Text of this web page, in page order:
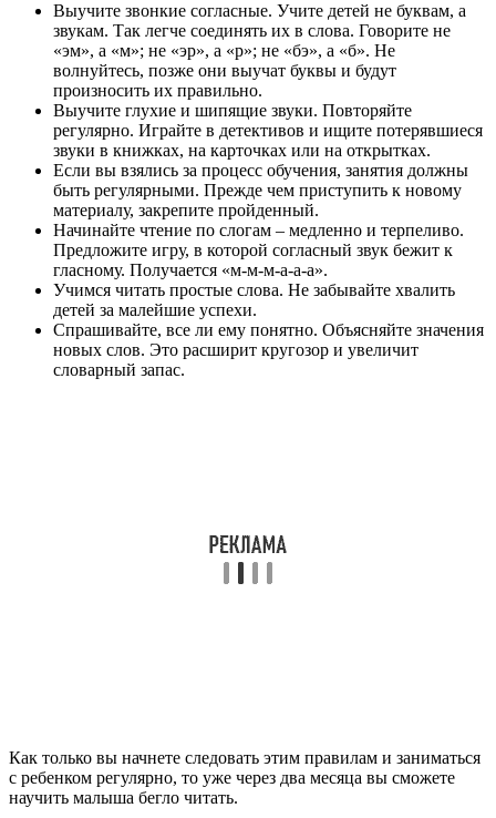
Выучите звонкие согласные. Учите детей не буквам, а
звукам. Так легче соединять их в слова. Говорите не
«эм», а «м»; не «эр», а «р»; не «бэ», а «б». Не
волнуйтесь, позже они выучат буквы и будут
произносить их правильно.
Выучите глухие и шипящие звуки. Повторяйте
регулярно. Играйте в детективов и ищите потерявшиеся
звуки в книжках, на карточках или на открытках.
Если вы взялись за процесс обучения, занятия должны
быть регулярными. Прежде чем приступить к новому
материалу, закрепите пройденный.
Начинайте чтение по слогам – медленно и терпеливо.
Предложите игру, в которой согласный звук бежит к
гласному. Получается «м-м-м-а-а-а».
Учимся читать простые слова. Не забывайте хвалить
детей за малейшие успехи.
Спрашивайте, все ли ему понятно. Объясняйте значения
новых слов. Это расширит кругозор и увеличит
словарный запас.
Как только вы начнете следовать этим правилам и заниматься
с ребенком регулярно, то уже через два месяца вы сможете
научить малыша бегло читать.